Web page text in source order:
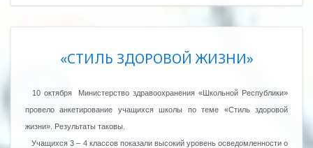
«СТИЛЬ ЗДОРОВОЙ ЖИЗНИ»
10 октября
Министерство здравоохранения «Школьной Республики»
провело анкетирование учащихся школы по теме «Стиль здоровой
жизни». Результаты таковы.
Учащихся 3 – 4 классов показали высокий уровень осведомленности о